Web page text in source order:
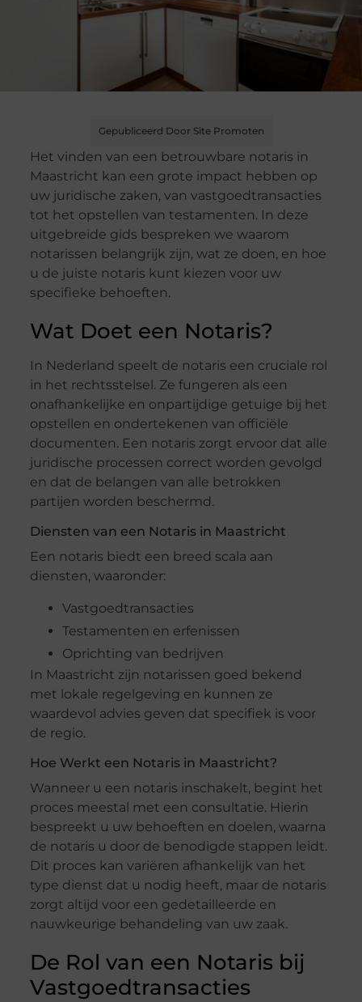
Gepubliceerd Door Site Promoten
Het vinden van een betrouwbare notaris in
Maastricht kan een grote impact hebben op
uw juridische zaken, van vastgoedtransacties
tot het opstellen van testamenten. In deze
uitgebreide gids bespreken we waarom
notarissen belangrijk zijn, wat ze doen, en hoe
u de juiste notaris kunt kiezen voor uw
specifieke behoeften.
Wat Doet een Notaris?
In Nederland speelt de notaris een cruciale rol
in het rechtsstelsel. Ze fungeren als een
onafhankelijke en onpartijdige getuige bij het
opstellen en ondertekenen van officiële
documenten. Een notaris zorgt ervoor dat alle
juridische processen correct worden gevolgd
en dat de belangen van alle betrokken
partijen worden beschermd.
Diensten van een Notaris in Maastricht
Een notaris biedt een breed scala aan
diensten, waaronder:
Vastgoedtransacties
Testamenten en erfenissen
Oprichting van bedrijven
In Maastricht zijn notarissen goed bekend
met lokale regelgeving en kunnen ze
waardevol advies geven dat specifiek is voor
de regio.
Hoe Werkt een Notaris in Maastricht?
Wanneer u een notaris inschakelt, begint het
proces meestal met een consultatie. Hierin
bespreekt u uw behoeften en doelen, waarna
de notaris u door de benodigde stappen leidt.
Dit proces kan variëren afhankelijk van het
type dienst dat u nodig heeft, maar de notaris
zorgt altijd voor een gedetailleerde en
nauwkeurige behandeling van uw zaak.
De Rol van een Notaris bij
Vastgoedtransacties